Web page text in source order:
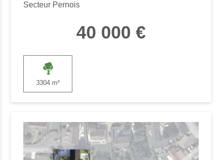
Secteur Pernois
40 000 €
3304 m²